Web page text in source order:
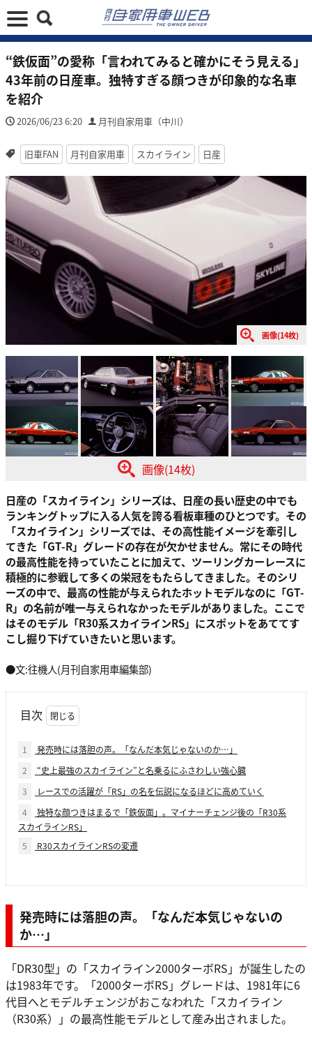
“鉄仮面”の愛称「言われてみると確かにそう見える」
43年前の日産車。独特すぎる顔つきが印象的な名車
を紹介
2026/06/23 6:20 月刊自家用車（中川）
旧車FAN 月刊自家用車 スカイライン 日産
画像(14枚)
画像(14枚)
日産の「スカイライン」シリーズは、日産の長い歴史の中でも
ランキングトップに入る人気を誇る看板車種のひとつです。その
「スカイライン」シリーズでは、その高性能イメージを牽引し
てきた「GT-R」グレードの存在が欠かせません。常にその時代
の最高性能を持っていたことに加えて、ツーリングカーレースに
積極的に参戦して多くの栄冠をもたらしてきました。そのシリ
ーズの中で、最高の性能が与えられたホットモデルなのに「GT-
R」の名前が唯一与えられなかったモデルがありました。ここで
はそのモデル「R30系スカイラインRS」にスポットをあててす
こし掘り下げていきたいと思います。
●文:往機人(月刊自家用車編集部)
目次
1
発売時には落胆の声。「なんだ本気じゃないのか…」
2
“史上最強のスカイライン”と名乗るにふさわしい強心臓
3
レースでの活躍が「RS」の名を伝説になるほどに高めていく
4
独特な顔つきはまるで「鉄仮面」。マイナーチェンジ後の「R30系
スカイラインRS」
5
R30スカイラインRSの変遷
発売時には落胆の声。「なんだ本気じゃないの
か…」
「DR30型」の「スカイライン2000ターボRS」が誕生したの
は1983年です。「2000ターボRS」グレードは、1981年に6
代目へとモデルチェンジがおこなわれた「スカイライン
（R30系）」の最高性能モデルとして産み出されました。